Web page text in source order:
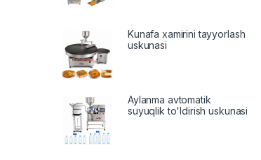
Kunafa xamirini tayyorlash
uskunasi
Aylanma avtomatik
suyuqlik to'ldirish uskunasi